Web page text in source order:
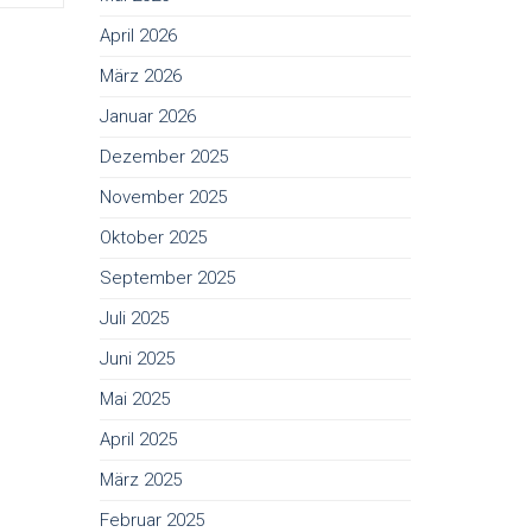
April 2026
März 2026
Januar 2026
Dezember 2025
November 2025
Oktober 2025
September 2025
Juli 2025
Juni 2025
Mai 2025
April 2025
März 2025
Februar 2025